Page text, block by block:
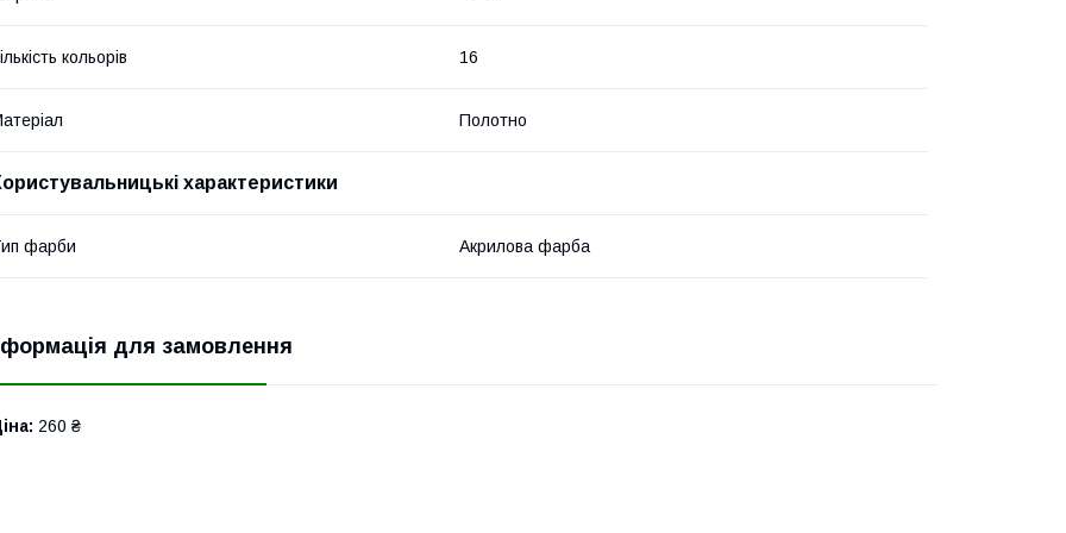
кольорів 16
Полотно
характеристики
фарби Акрилова фарба
для замовлення
260 ₴